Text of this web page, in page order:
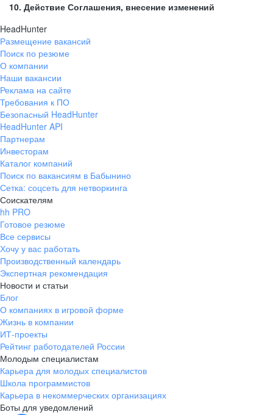
10. Действие Соглашения, внесение изменений
HeadHunter
Размещение вакансий
Поиск по резюме
О компании
Наши вакансии
Реклама на сайте
Требования к ПО
Безопасный HeadHunter
HeadHunter API
Партнерам
Инвесторам
Каталог компаний
Поиск по вакансиям в Бабынино
Сетка: соцсеть для нетворкинга
Соискателям
hh PRO
Готовое резюме
Все сервисы
Хочу у вас работать
Производственный календарь
Экспертная рекомендация
Новости и статьи
Блог
О компаниях в игровой форме
Жизнь в компании
ИТ-проекты
Рейтинг работодателей России
Молодым специалистам
Карьера для молодых специалистов
Школа программистов
Карьера в некоммерческих организациях
Боты для уведомлений